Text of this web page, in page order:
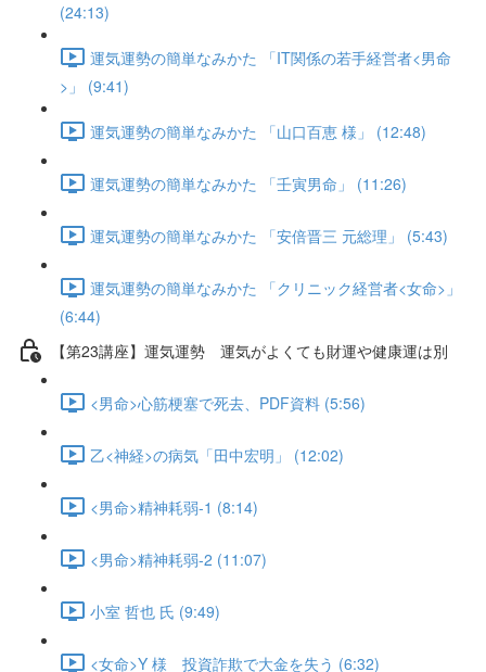
(24:13)
運気運勢の簡単なみかた 「IT関係の若手経営者<男命
>」 (9:41)
運気運勢の簡単なみかた 「山口百恵 様」 (12:48)
運気運勢の簡単なみかた 「壬寅男命」 (11:26)
運気運勢の簡単なみかた 「安倍晋三 元総理」 (5:43)
運気運勢の簡単なみかた 「クリニック経営者<女命>」
(6:44)
【第23講座】運気運勢 運気がよくても財運や健康運は別
<男命>心筋梗塞で死去、PDF資料 (5:56)
乙<神経>の病気「田中宏明」 (12:02)
<男命>精神耗弱-1 (8:14)
<男命>精神耗弱-2 (11:07)
小室 哲也 氏 (9:49)
<女命>Y 様 投資詐欺で大金を失う (6:32)